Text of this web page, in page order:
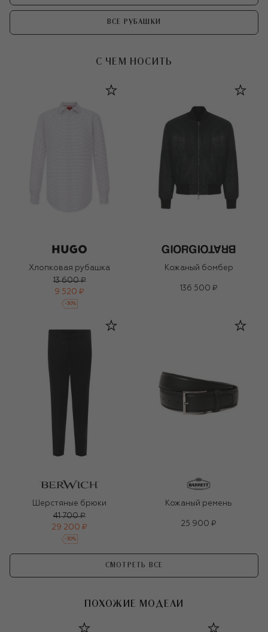
ВСЕ РУБАШКИ
С ЧЕМ НОСИТЬ
Хлопковая рубашка
13 600 ₽
9 520 ₽
-30%
Кожаный бомбер
136 500 ₽
Шерстяные брюки
41 700 ₽
29 200 ₽
-30%
Кожаный ремень
25 900 ₽
СМОТРЕТЬ ВСЕ
ПОХОЖИЕ МОДЕЛИ